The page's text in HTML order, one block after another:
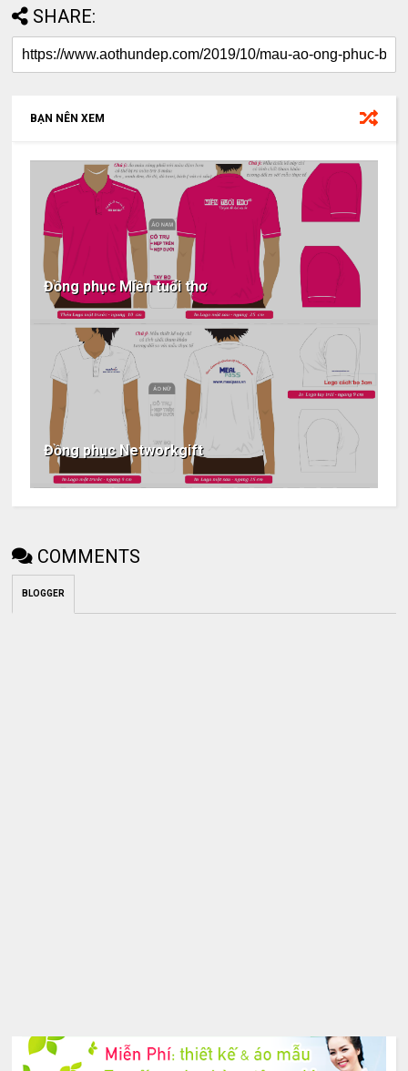
SHARE:
BẠN NÊN XEM
Đồng phục Miền tuổi thơ
Đồng phục Networkgift
COMMENTS
BLOGGER